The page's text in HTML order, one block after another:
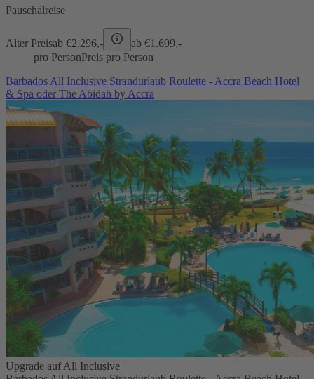
Pauschalreise
Alter Preisab €2.296,- ab €1.699,-
pro PersonPreis pro Person
Barbados All Inclusive Strandurlaub Roulette - Accra Beach Hotel
& Spa oder The Abidah by Accra
Upgrade auf All Inclusive